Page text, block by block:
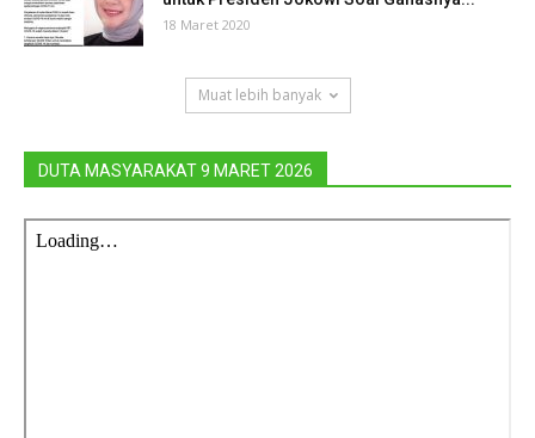
18 Maret 2020
Muat lebih banyak
DUTA MASYARAKAT 9 MARET 2026